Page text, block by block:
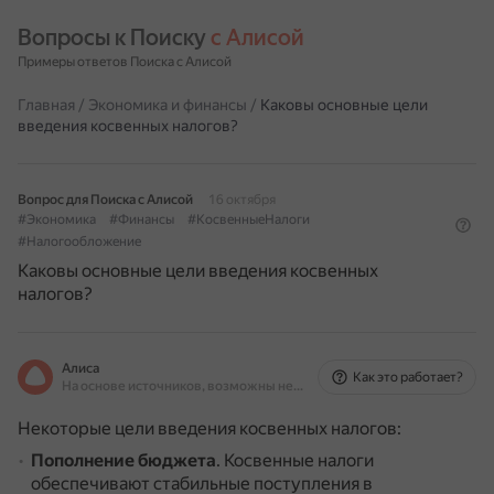
Вопросы к Поиску с Алисой
Примеры ответов Поиска с Алисой
Главная / Экономика и финансы / Каковы основные цели
введения косвенных налогов?
Вопрос для Поиска с Алисой
16 октября
#Экономика
#Финансы
#КосвенныеНалоги
#Налогообложение
Каковы основные цели введения косвенных
налогов?
Алиса
На основе источников, возможны неточности
Как это работает?
Некоторые цели введения косвенных налогов:
Пополнение бюджета. Косвенные налоги
обеспечивают стабильные поступления в